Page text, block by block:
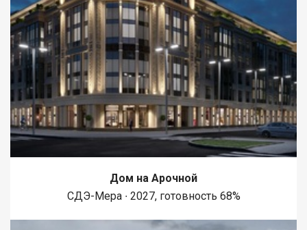
Дом на Арочной
СДЭ-Мера ∙ 2027, готовность 68%